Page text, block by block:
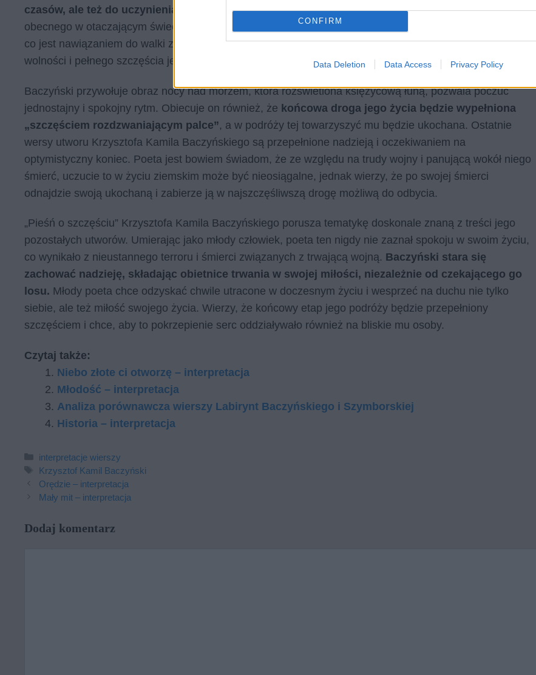
CONFIRM
Data Deletion Data Access Privacy Policy
czasów, ale też do uczynienia jego miłości motorem napędowym całego życia.Niezależnie od dobra
obecnego w otaczającym świecie, Baczyńskiemu brakuje wolności – pragnie być wolny jak „piersi nieba”,
co jest nawiązaniem do walki z okupantem, która wypełniła większość lat jego życia. Dla poety symbolem
wolności i pełnego szczęścia jest woda.
Baczyński przywołuje obraz nocy nad morzem, która rozświetlona księżycową łuną, pozwala poczuć
jednostajny i spokojny rytm. Obiecuje on również, że końcowa droga jego życia będzie wypełniona
„szczęściem rozdzwaniającym palce”, a w podróży tej towarzyszyć mu będzie ukochana. Ostatnie
wersy utworu Krzysztofa Kamila Baczyńskiego są przepełnione nadzieją i oczekiwaniem na
optymistyczny koniec. Poeta jest bowiem świadom, że ze względu na trudy wojny i panującą wokół niego
śmierć, uczucie to w życiu ziemskim może być nieosiągalne, jednak wierzy, że po swojej śmierci
odnajdzie swoją ukochaną i zabierze ją w najszczęśliwszą drogę możliwą do odbycia.
„Pieśń o szczęściu” Krzysztofa Kamila Baczyńskiego porusza tematykę doskonale znaną z treści jego
pozostałych utworów. Umierając jako młody człowiek, poeta ten nigdy nie zaznał spokoju w swoim życiu,
co wynikało z nieustannego terroru i śmierci związanych z trwającą wojną. Baczyński stara się
zachować nadzieję, składając obietnice trwania w swojej miłości, niezależnie od czekającego go
losu. Młody poeta chce odzyskać chwile utracone w doczesnym życiu i wesprzeć na duchu nie tylko
siebie, ale też miłość swojego życia. Wierzy, że końcowy etap jego podróży będzie przepełniony
szczęściem i chce, aby to pokrzepienie serc oddziaływało również na bliskie mu osoby.
Czytaj także:
Niebo złote ci otworzę – interpretacja
Młodość – interpretacja
Analiza porównawcza wierszy Labirynt Baczyńskiego i Szymborskiej
Historia – interpretacja
Kategorie
interpretacje wierszy
Tagi
Krzysztof Kamil Baczyński
Orędzie – interpretacja
Mały mit – interpretacja
Dodaj komentarz